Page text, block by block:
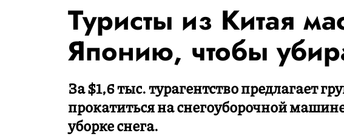
Туристы из Китая
Японию, чтобы
За $1,6 тыс. турагентство предлагает
прокатиться на снегоуборочной
уборке снега.